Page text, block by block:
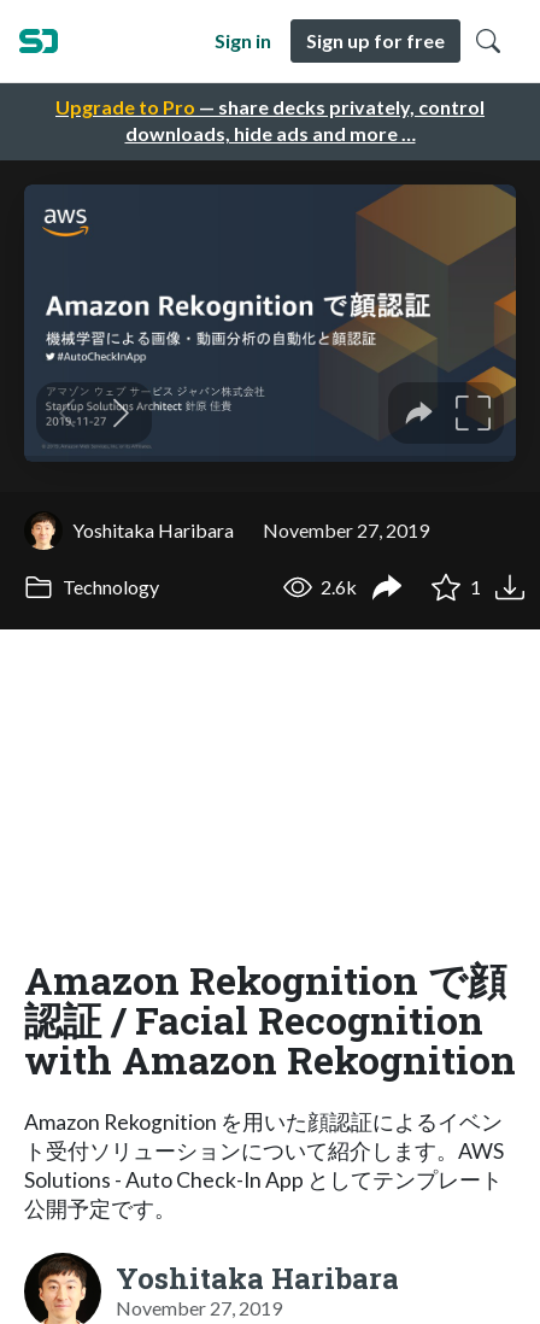
Upgrade to Pro — share decks privately, control
downloads, hide ads and more …
Sign in Sign up for free
Yoshitaka Haribara November 27, 2019
Technology 2.6k 1
Amazon Rekognition で顔
認証 / Facial Recognition
with Amazon Rekognition
Amazon Rekognition を用いた顔認証によるイベン
ト受付ソリューションについて紹介します。AWS
Solutions - Auto Check-In App としてテンプレート
公開予定です。
Yoshitaka Haribara
November 27, 2019